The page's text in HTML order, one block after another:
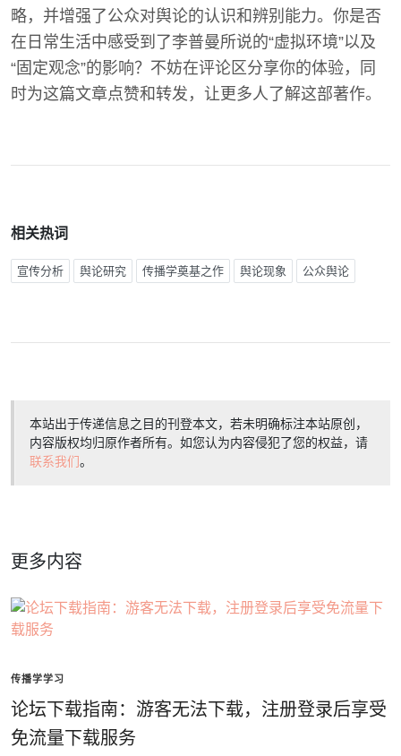
略，并增强了公众对舆论的认识和辨别能力。你是否
在日常生活中感受到了李普曼所说的“虚拟环境”以及
“固定观念”的影响？不妨在评论区分享你的体验，同
时为这篇文章点赞和转发，让更多人了解这部著作。
相关热词
宣传分析 舆论研究 传播学奠基之作 舆论现象 公众舆论
本站出于传递信息之目的刊登本文，若未明确标注本站原创，
内容版权均归原作者所有。如您认为内容侵犯了您的权益，请
联系我们。
更多内容
传播学学习
论坛下载指南：游客无法下载，注册登录后享受
免流量下载服务